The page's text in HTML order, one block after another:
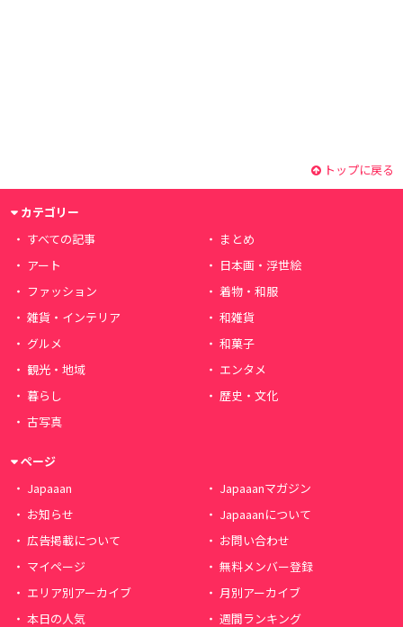
トップに戻る
カテゴリー
すべての記事
まとめ
アート
日本画・浮世絵
ファッション
着物・和服
雑貨・インテリア
和雑貨
グルメ
和菓子
観光・地域
エンタメ
暮らし
歴史・文化
古写真
ページ
Japaaan
Japaaanマガジン
お知らせ
Japaaanについて
広告掲載について
お問い合わせ
マイページ
無料メンバー登録
エリア別アーカイブ
月別アーカイブ
本日の人気
週間ランキング